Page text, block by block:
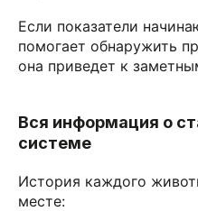
Если показатели
помогает обнаружить
она приведет к
Вся информация о
системе
История каждого
месте: